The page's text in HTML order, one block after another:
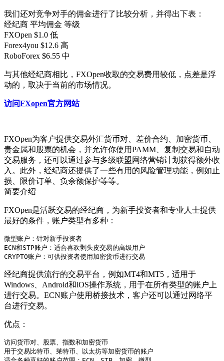
我们还对竞争对手的佣金进行了比较分析，并得出下表：
经纪商 平均佣金 等级
FXOpen $1.0 低
Forex4you $12.6 高
RoboForex $6.55 中
与其他经纪商相比，FXOpen收取的交易费用较低，点差是浮
动的，取决于当前的市场情况。
访问FXopen官方网站
FXOpen为客户提供交易外汇货币对、差价合约、加密货币、
贵金属和股票的机会，并允许你使用PAMM、复制交易和自动
交易服务，还可以通过参与多级联盟网络营销计划获得额外收
入。此外，经纪商还提供了一些有用的风险管理功能，例如止
损、限价订单、负余额保护等等。
简要介绍
FXOpen是活跃交易的经纪商，为新手投资者和专业人士提供
最好的条件，账户类型有多种：
微型账户：针对新手投资者
ECN和STP账户：适合喜欢剥头皮交易的高级用户
CRYPTO账户：可供投资者使用加密货币进行交易
经纪商提供流行的交易平台，例如MT4和MT5，适用于
Windows、Android和iOS操作系统，用于在所有类型的账户上
进行交易。ECN账户使用桥接技术，客户还可以通过网络平
台进行交易。
优点：
访问货币对、股票、指数和加密货币
用于交易比特币、莱特币、以太坊等加密货币的账户